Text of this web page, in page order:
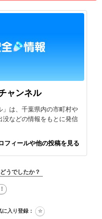
ャンネル
」は、千葉県内の市町村や
没などの情報をもとに発信
フィールや他の投稿を見る
うでしたか？
入り登録：